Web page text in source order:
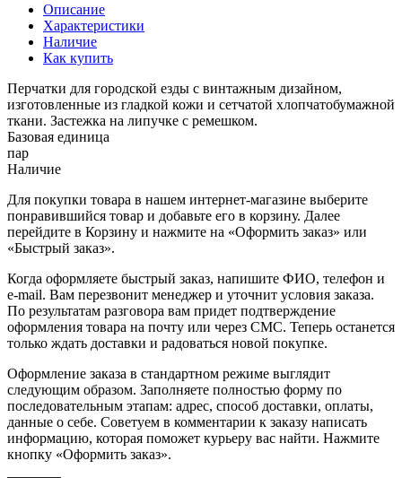
Описание
Характеристики
Наличие
Как купить
Перчатки для городской езды с винтажным дизайном,
изготовленные из гладкой кожи и сетчатой хлопчатобумажной
ткани. Застежка на липучке с ремешком.
Базовая единица
пар
Наличие
Для покупки товара в нашем интернет-магазине выберите
понравившийся товар и добавьте его в корзину. Далее
перейдите в Корзину и нажмите на «Оформить заказ» или
«Быстрый заказ».
Когда оформляете быстрый заказ, напишите ФИО, телефон и
e-mail. Вам перезвонит менеджер и уточнит условия заказа.
По результатам разговора вам придет подтверждение
оформления товара на почту или через СМС. Теперь останется
только ждать доставки и радоваться новой покупке.
Оформление заказа в стандартном режиме выглядит
следующим образом. Заполняете полностью форму по
последовательным этапам: адрес, способ доставки, оплаты,
данные о себе. Советуем в комментарии к заказу написать
информацию, которая поможет курьеру вас найти. Нажмите
кнопку «Оформить заказ».